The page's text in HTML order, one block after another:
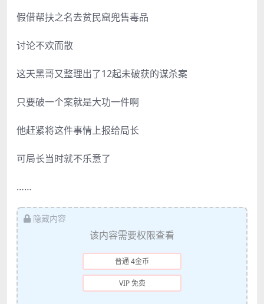
假借帮扶之名去贫民窟兜售毒品
讨论不欢而散
这天黑哥又整理出了12起未破获的谋杀案
只要破一个案就是大功一件啊
他赶紧将这件事情上报给局长
可局长当时就不乐意了
……
隐藏内容
该内容需要权限查看
普通 4金币
VIP 免费